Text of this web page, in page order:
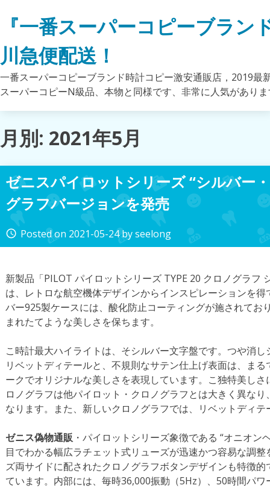
『一番スーパーコピーブラ
川急便配送！
一番スーパーコピーブランド時計コピー激安通販店，2019
スーパーコピーN級品、本物と同様です、非常に人気があり
月別: 2021年5月
ゼニスパイロットシリーズ “シルバー
グラフバージョンを発売
access_time Posted on 2021-05-24byseelong
新製品「PILOT パイロットシリーズ TYPE 20 クロノグラフ
は、レトロな航空機体デザインからインスピレーションを
バー925製ケースには、酸化防止コーティングが施されてお
まれたてような美しさを保ちます。
こ時計最大ハイライトは、そシルバー文字盤です。つや消
リベットディテールと、不規則なサテン仕上げ表面は、ま
ークでオリジナルな美しさを表現しています。こ独特美し
ロノグラフは他パイロット・クロノグラフとは大きく異な
なります。また、新しいクロノグラフでは、リベットディ
ゼニス偽物通販 ・パイロットシリーズ象徴である “オニオン
目でわかる幅広ラチェット式リューズが迅速かつ容易な調
ズ両サイドに配されたクロノグラフボタンデザインも特徴
ています。内部には、毎時36,000振動（5Hz）、50時間パ